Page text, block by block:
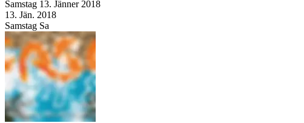
Samstag 13. Jänner 2018
13. Jän. 2018
Samstag Sa